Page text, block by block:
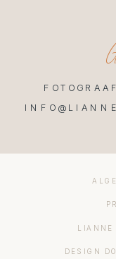
DESIGN
LIANNE